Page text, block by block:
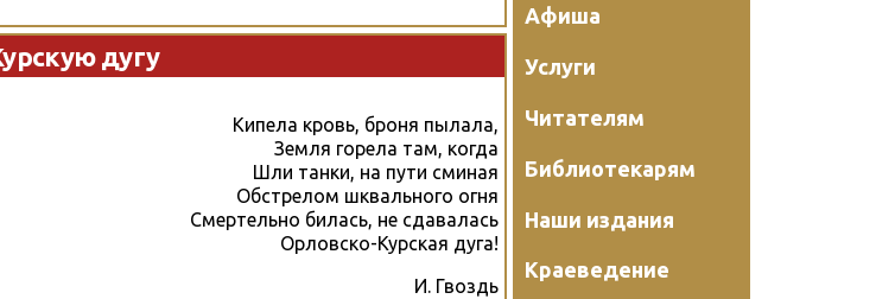
дугу
Кипела кровь, броня пылала,
Земля горела там, когда
Шли танки, на пути сминая
Обстрелом шквального огня
Смертельно билась, не сдавалась
Орловско-Курская дуга!
И. Гвоздь
Афиша
Услуги
Читателям
Библиотекарям
Наши издания
Краеведение